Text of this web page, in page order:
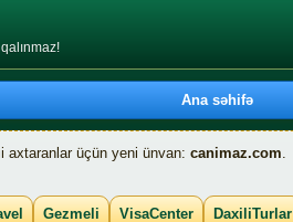
Ana səhifə
axtaranlar üçün yeni ünvan: canimaz.com.
Gezmeli VisaCenter DaxiliTurlar